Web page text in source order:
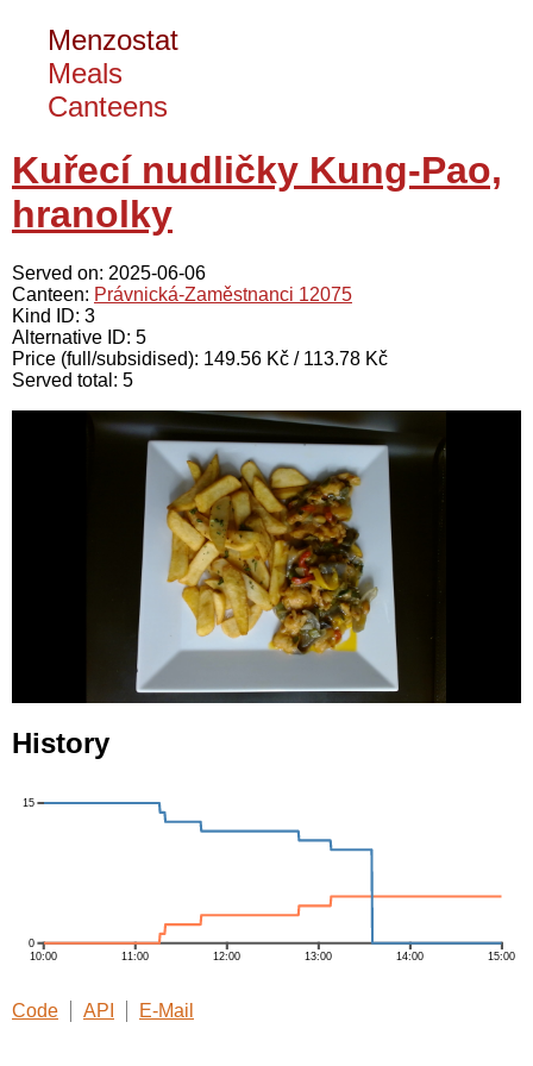
Menzostat
Meals
Canteens
Kuřecí nudličky Kung-Pao,
hranolky
Served on: 2025-06-06
Canteen: Právnická-Zaměstnanci 12075
Kind ID: 3
Alternative ID: 5
Price (full/subsidised): 149.56 Kč / 113.78 Kč
Served total: 5
History
Code API E-Mail